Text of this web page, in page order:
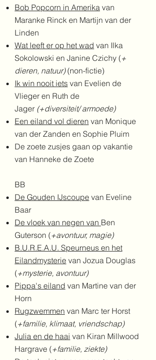
Bob Popcorn in Amerika van
Maranke Rinck en Martijn van der
Linden
Wat leeft er op het wad van Ilka
Sokolowski en Janine Czichy (+
dieren, natuur)(non-fictie)
Ik win nooit iets van Evelien de
Vlieger en Ruth de
Jager (+diversiteit/ armoede)
Een eiland vol dieren van Monique
van der Zanden en Sophie Pluim
De zoete zusjes gaan op vakantie
van Hanneke de Zoete
BB
De Gouden IJscoupe van Eveline
Baar
De vloek van negen van Ben
Guterson (+avontuur, magie)
B.U.R.E.A.U. Speurneus en het
Eilandmysterie van Jozua Douglas
(+mysterie, avontuur)
Pippa's eiland van Martine van der
Horn
Rugzwemmen van Marc ter Horst
(+familie, klimaat, vriendschap)
Julia en de haai van Kiran Millwood
Hargrave (+familie, ziekte)